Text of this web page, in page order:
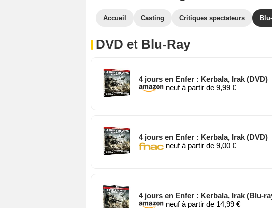
Accueil Casting Critiques spectateurs
DVD et Blu-Ray
4 jours en Enfer : Kerbala, Irak (DVD)
neuf à partir de 9,99 €
4 jours en Enfer : Kerbala, Irak (DVD)
neuf à partir de 9,00 €
4 jours en Enfer : Kerbala, Irak (Blu-
neuf à partir de 14,99 €